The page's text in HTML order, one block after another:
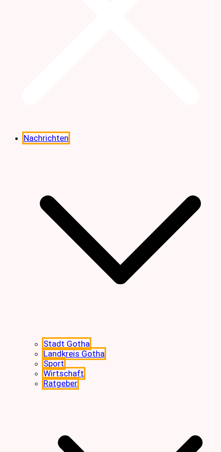
Nachrichten
Stadt Gotha
Landkreis Gotha
Sport
Wirtschaft
Ratgeber